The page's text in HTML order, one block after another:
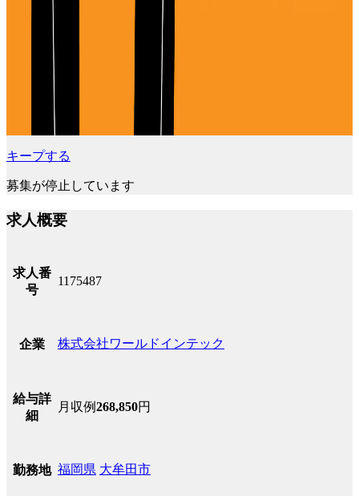
キープする
募集が停止しています
求人概要
求人番
号
1175487
企業 株式会社ワールドインテック
給与詳
細
月収例268,850円
勤務地 福岡県 大牟田市